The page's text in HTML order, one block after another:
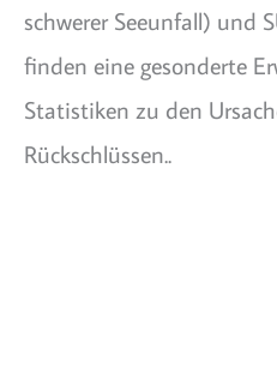
schwerer Seeunfall) und
finden eine gesonderte
Statistiken zu den
Rückschlüssen..